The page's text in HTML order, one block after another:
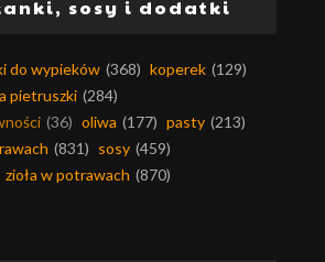
sosy i dodatki
do wypieków (368) koperek (129)
pietruszki (284)
(36) oliwa (177) pasty (213)
(831) sosy (459)
zioła w potrawach (870)